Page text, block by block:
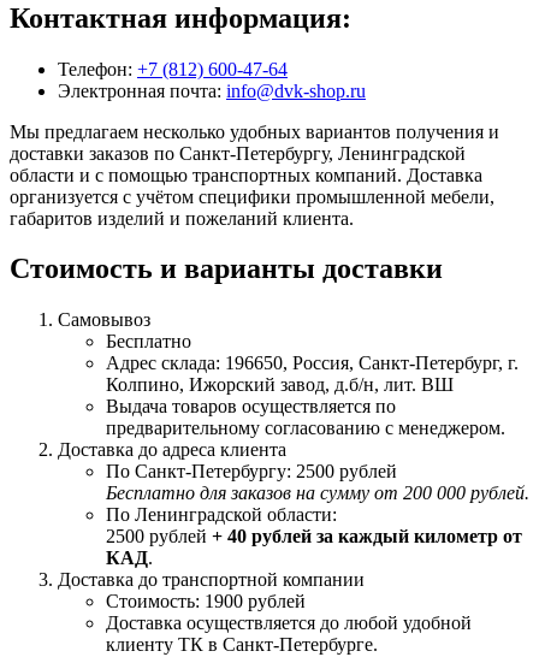
Контактная информация:
Телефон: +7 (812) 600-47-64
Электронная почта: info@dvk-shop.ru
Мы предлагаем несколько удобных вариантов получения и
доставки заказов по Санкт-Петербургу, Ленинградской
области и с помощью транспортных компаний. Доставка
организуется с учётом специфики промышленной мебели,
габаритов изделий и пожеланий клиента.
Стоимость и варианты доставки
Самовывоз
Бесплатно
Адрес склада: 196650, Россия, Санкт-Петербург, г.
Колпино, Ижорский завод, д.б/н, лит. ВШ
Выдача товаров осуществляется по
предварительному согласованию с менеджером.
Доставка до адреса клиента
По Санкт-Петербургу: 2500 рублей
Бесплатно для заказов на сумму от 200 000 рублей.
По Ленинградской области:
2500 рублей + 40 рублей за каждый километр от
КАД.
Доставка до транспортной компании
Стоимость: 1900 рублей
Доставка осуществляется до любой удобной
клиенту ТК в Санкт-Петербурге.